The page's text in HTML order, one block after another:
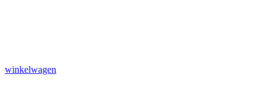
winkelwagen